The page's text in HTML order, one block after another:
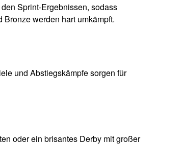
Sprint-Ergebnissen, sodass
werden hart umkämpft.
und Abstiegskämpfe sorgen für
oder ein brisantes Derby mit großer